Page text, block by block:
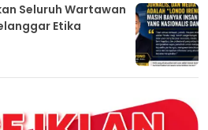
Seluruh Wartawan
Etika